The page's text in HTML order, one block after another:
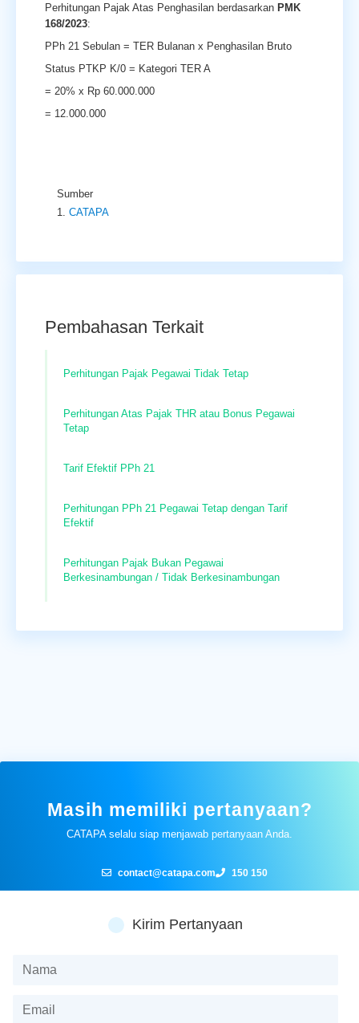
Perhitungan Pajak Atas Penghasilan berdasarkan PMK
168/2023:
PPh 21 Sebulan = TER Bulanan x Penghasilan Bruto
Status PTKP K/0 = Kategori TER A
= 20% x Rp 60.000.000
= 12.000.000
Sumber
CATAPA
Pembahasan Terkait
Perhitungan Pajak Pegawai Tidak Tetap
Perhitungan Atas Pajak THR atau Bonus Pegawai
Tetap
Tarif Efektif PPh 21
Perhitungan PPh 21 Pegawai Tetap dengan Tarif
Efektif
Perhitungan Pajak Bukan Pegawai
Berkesinambungan / Tidak Berkesinambungan
Masih memiliki pertanyaan?
CATAPA selalu siap menjawab pertanyaan Anda.
contact@catapa.com 150 150
Kirim Pertanyaan